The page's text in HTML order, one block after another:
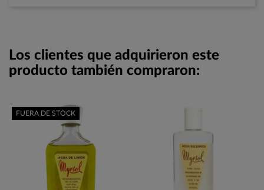
Los clientes que adquirieron este
producto también compraron:
FUERA DE STOCK